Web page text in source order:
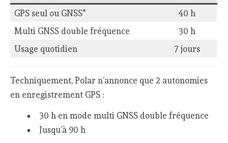
GPS seul ou GNSS*
40 h
Multi GNSS double fréquence
30 h
Usage quotidien
7 jours
Techniquement, Polar n’annonce que 2 autonomies
en enregistrement GPS :
30 h en mode multi GNSS double fréquence
Jusqu’à 90 h